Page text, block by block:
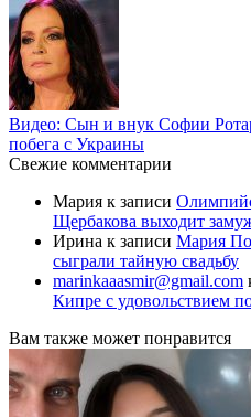
Видео: Сын и внук Софии
побега с Украины
Свежие комментарии
Мария к записи
Щербакова выходит
Ирина к записи Мария
сыграли тайную свадьбу
marinkaaasmir@gmail.com
Кипре с удовольствием
Вам также может понравится